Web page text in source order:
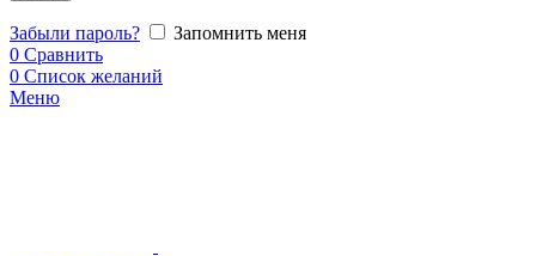
Забыли пароль?
Запомнить меня
0 Сравнить
0 Список желаний
Меню